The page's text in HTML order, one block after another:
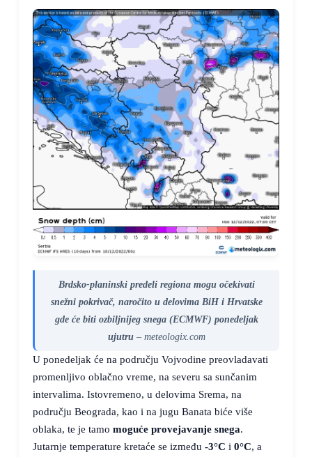
Brdsko-planinski predeli regiona mogu očekivati
snežni pokrivač, naročito u delovima BiH i Hrvatske
gde će biti ozbiljnijeg snega (ECMWF) ponedeljak
ujutru – meteologix.com
U ponedeljak će na području Vojvodine preovladavati
promenljivo oblačno vreme, na severu sa sunčanim
intervalima. Istovremeno, u delovima Srema, na
području Beograda, kao i na jugu Banata biće više
oblaka, te je tamo moguće provejavanje snega.
Jutarnje temperature kretaće se između -3°C i 0°C, a